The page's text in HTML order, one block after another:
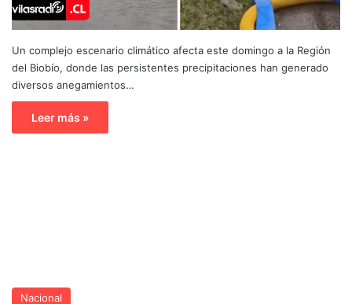
Un complejo escenario climático afecta este domingo a la Región
del Biobío, donde las persistentes precipitaciones han generado
diversos anegamientos…
Leer más »
Nacional